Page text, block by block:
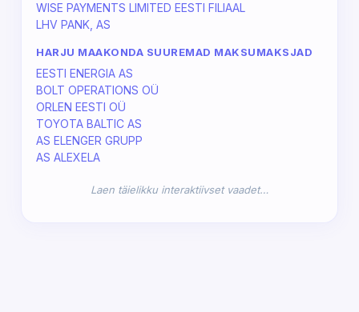
WISE PAYMENTS LIMITED EESTI FILIAAL
LHV PANK, AS
HARJU MAAKONDA SUUREMAD MAKSUMAKSJAD
EESTI ENERGIA AS
BOLT OPERATIONS OÜ
ORLEN EESTI OÜ
TOYOTA BALTIC AS
AS ELENGER GRUPP
AS ALEXELA
Laen täielikku interaktiivset vaadet…